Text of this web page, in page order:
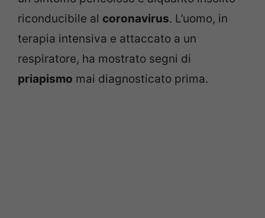
riconducibile al coronavirus. L’uomo, in
terapia intensiva e attaccato a un
respiratore, ha mostrato segni di
priapismo mai diagnosticato prima.